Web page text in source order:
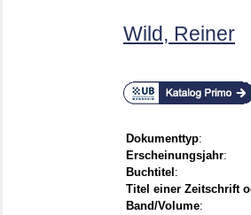
Wild, Reiner
Dokumenttyp:
Erscheinungsjahr:
Buchtitel :
Titel einer Zeitschrift
Band/Volume: